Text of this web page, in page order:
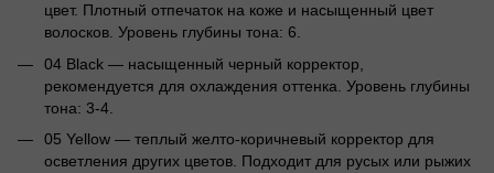
цвет. Плотный отпечаток на коже и насыщенный цвет
волосков. Уровень глубины тона: 6.
04 Black — насыщенный черный корректор,
рекомендуется для охлаждения оттенка. Уровень глубины
тона: 3-4.
05 Yellow — теплый желто-коричневый корректор для
осветления других цветов. Подходит для русых или рыжих